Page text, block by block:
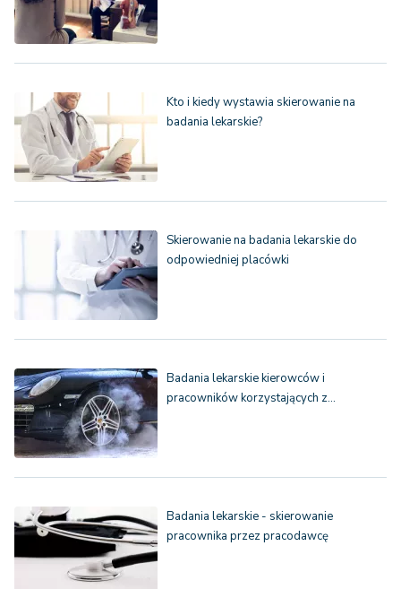
Kto i kiedy wystawia skierowanie na
badania lekarskie?
Skierowanie na badania lekarskie do
odpowiedniej placówki
Badania lekarskie kierowców i
pracowników korzystających z…
Badania lekarskie - skierowanie
pracownika przez pracodawcę